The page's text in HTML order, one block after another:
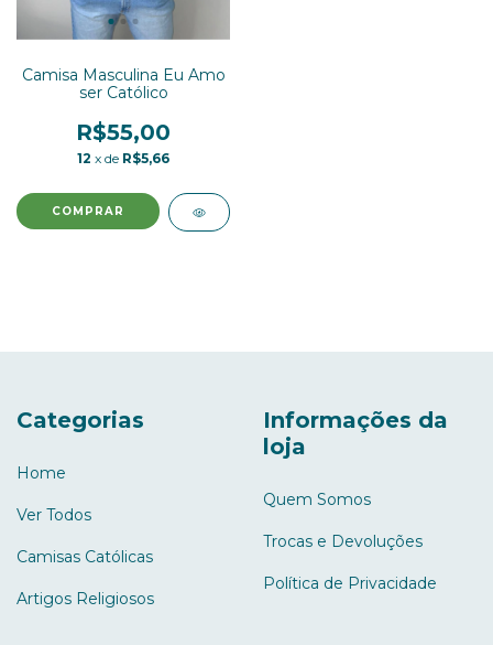
Camisa Masculina Eu Amo
ser Católico
R$55,00
12 x de R$5,66
COMPRAR
Categorias
Home
Ver Todos
Camisas Católicas
Artigos Religiosos
Informações da
loja
Quem Somos
Trocas e Devoluções
Política de Privacidade